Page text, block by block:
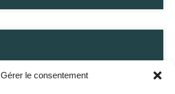
Gérer le consentement